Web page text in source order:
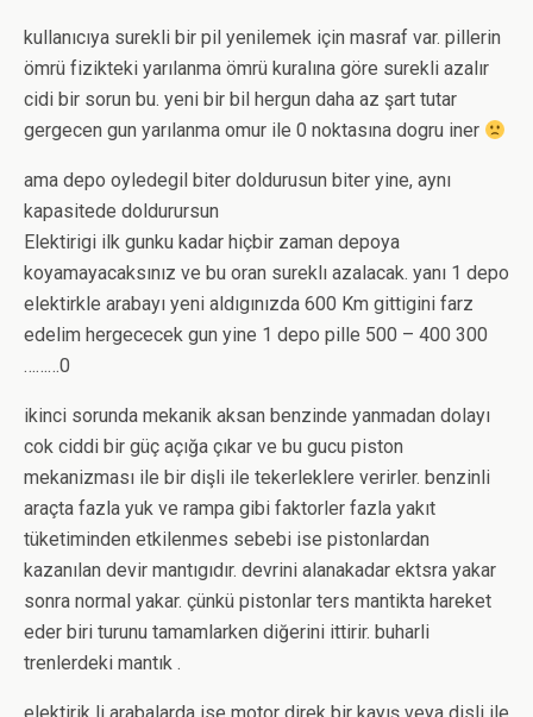
kullanıcıya surekli bir pil yenilemek için masraf var. pillerin
ömrü fizikteki yarılanma ömrü kuralına göre surekli azalır
cidi bir sorun bu. yeni bir bil hergun daha az şart tutar
gergecen gun yarılanma omur ile 0 noktasına dogru iner
ama depo oyledegil biter doldurusun biter yine, aynı
kapasitede doldurursun
Elektirigi ilk gunku kadar hiçbir zaman depoya
koyamayacaksınız ve bu oran sureklı azalacak. yanı 1 depo
elektirkle arabayı yeni aldıgınızda 600 Km gittigini farz
edelim hergececek gun yine 1 depo pille 500 – 400 300
………0
ikinci sorunda mekanik aksan benzinde yanmadan dolayı
cok ciddi bir güç açığa çıkar ve bu gucu piston
mekanizması ile bir dişli ile tekerleklere verirler. benzinli
araçta fazla yuk ve rampa gibi faktorler fazla yakıt
tüketiminden etkilenmes sebebi ise pistonlardan
kazanılan devir mantıgıdır. devrini alanakadar ektsra yakar
sonra normal yakar. çünkü pistonlar ters mantikta hareket
eder biri turunu tamamlarken diğerini ittirir. buharli
trenlerdeki mantık .